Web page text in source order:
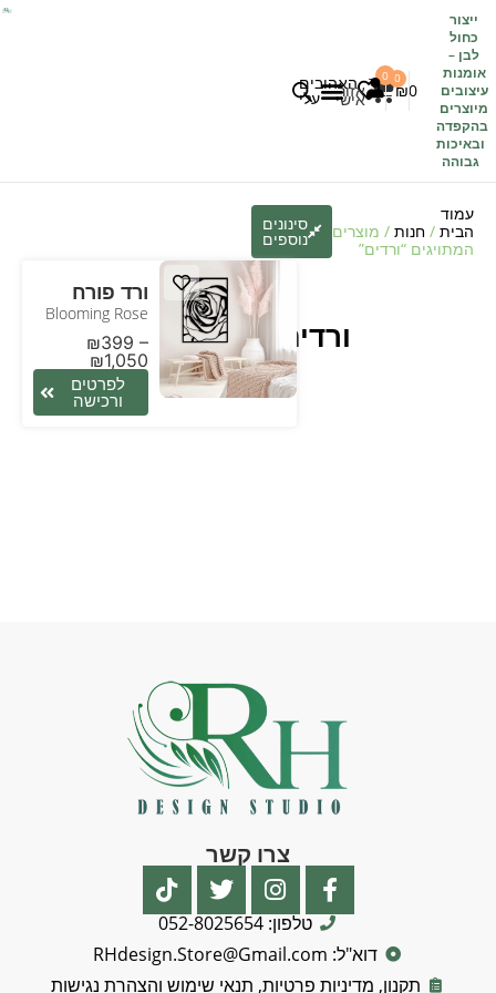
ייצור
כחול
לבן –
אומנות
עיצובים
מיוצרים
בהקפדה
ובאיכות
גבוהה
₪0
0 האהובים
עלי
0
אזור
אישי
עמוד
הבית / חנות / מוצרים
המתויגים “ורדים”
ורדים
סינונים
נוספים
ורד פורח
Blooming Rose
₪399 –
₪1,050
לפרטים
ורכישה
צרו קשר
טלפון: 052-8025654
דוא"ל: RHdesign.Store@Gmail.com
תקנון, מדיניות פרטיות, תנאי שימוש והצהרת נגישות